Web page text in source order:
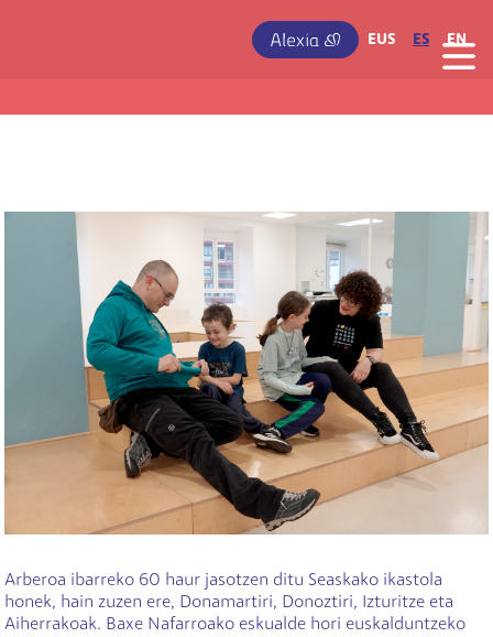
EUS ES EN
IRUDIA
Arberoa ibarreko 60 haur jasotzen ditu Seaskako ikastola
honek, hain zuzen ere, Donamartiri, Donoztiri, Izturitze eta
Aiherrakoak. Baxe Nafarroako eskualde hori euskalduntzeko